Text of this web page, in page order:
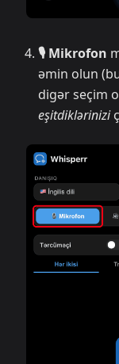
🎙️ Mikrofon
əmin olun
digər seçim
eşitdiklərinizi